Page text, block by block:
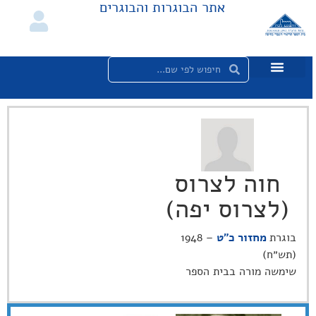
אתר הבוגרות והבוגרים
חוה לצרוס
(לצרוס יפה)
בוגרתמחזור כ"ט
– 1948
(תש״ח)
שימשה מורה בבית הספר